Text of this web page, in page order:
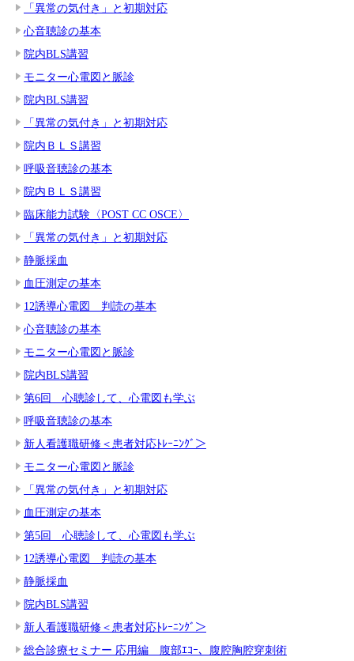
「異常の気付き」と初期対応
心音聴診の基本
院内BLS講習
モニター心電図と脈診
院内BLS講習
「異常の気付き」と初期対応
院内ＢＬＳ講習
呼吸音聴診の基本
院内ＢＬＳ講習
臨床能力試験〈POST CC OSCE〉
「異常の気付き」と初期対応
静脈採血
血圧測定の基本
12誘導心電図 判読の基本
心音聴診の基本
モニター心電図と脈診
院内BLS講習
第6回 心聴診して、心電図も学ぶ
呼吸音聴診の基本
新人看護職研修＜患者対応ﾄﾚｰﾆﾝｸﾞ＞
モニター心電図と脈診
「異常の気付き」と初期対応
血圧測定の基本
第5回 心聴診して、心電図も学ぶ
12誘導心電図 判読の基本
静脈採血
院内BLS講習
新人看護職研修＜患者対応ﾄﾚｰﾆﾝｸﾞ＞
総合診療セミナー 応用編 腹部ｴｺｰ、腹腔胸腔穿刺術